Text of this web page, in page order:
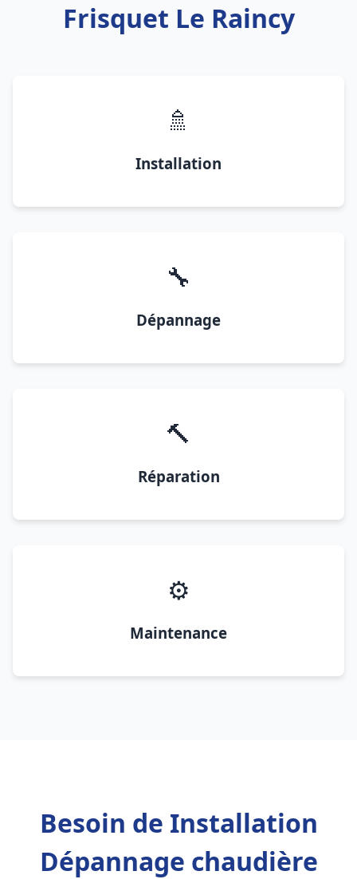
Frisquet Le Raincy
🚿
Installation
🔧
Dépannage
🔨
Réparation
⚙️
Maintenance
Besoin de Installation
Dépannage chaudière